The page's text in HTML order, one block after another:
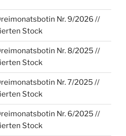
Nr. 9/2026 //
Stock
Nr. 8/2025 //
Stock
Nr. 7/2025 //
Stock
Nr. 6/2025 //
Stock